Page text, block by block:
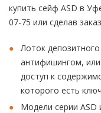
купить сейф ASD в
07-75 или сделав
Лоток
антифишингом,
доступ к
которого есть
Модели серии